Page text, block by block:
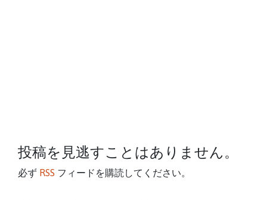
投稿を見逃すことはありません。
必ず RSS フィードを購読してください。